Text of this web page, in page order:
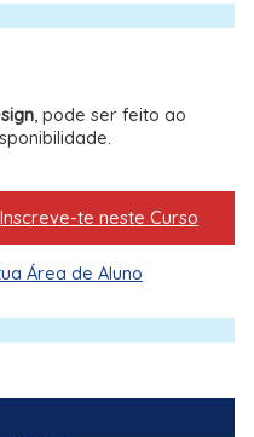
, pode ser feito ao
Inscreve-te neste Curso
Área de Aluno